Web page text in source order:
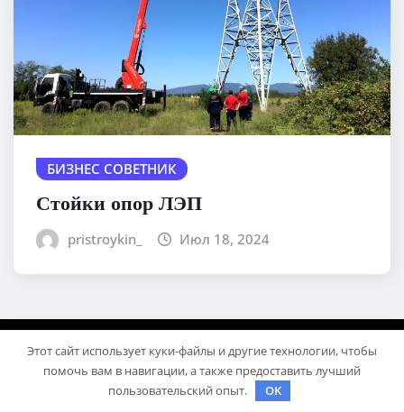
БИЗНЕС СОВЕТНИК
Стойки опор ЛЭП
pristroykin_ Июл 18, 2024
Этот сайт использует куки-файлы и другие технологии, чтобы
помочь вам в навигации, а также предоставить лучший
пользовательский опыт.
OK